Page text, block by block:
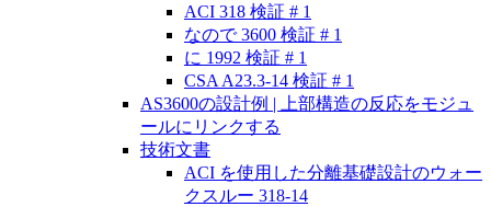
ACI 318 検証 # 1
なので 3600 検証 # 1
に 1992 検証 # 1
CSA A23.3-14 検証 # 1
AS3600の設計例 | 上部構造の反応をモジュ
ールにリンクする
技術文書
ACI を使用した分離基礎設計のウォー
クスルー 318-14